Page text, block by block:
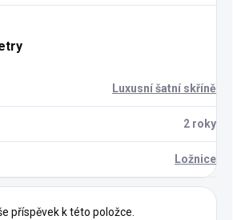
Luxusní šatní skříně
2 roky
Ložnice
příspěvek k této položce.